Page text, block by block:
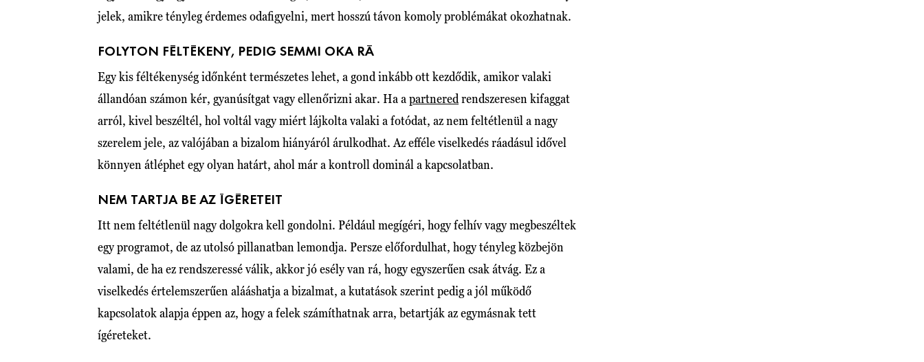
jelek, amikre tényleg érdemes odafigyelni, mert hosszú távon komoly problémákat okozhatnak.
FOLYTON FÉLTÉKENY, PEDIG SEMMI OKA RÁ
Egy kis féltékenység időnként természetes lehet, a gond inkább ott kezdődik, amikor valaki
állandóan számon kér, gyanúsítgat vagy ellenőrizni akar. Ha a partnered rendszeresen kifaggat
arról, kivel beszéltél, hol voltál vagy miért lájkolta valaki a fotódat, az nem feltétlenül a nagy
szerelem jele, az valójában a bizalom hiányáról árulkodhat. Az efféle viselkedés ráadásul idővel
könnyen átléphet egy olyan határt, ahol már a kontroll dominál a kapcsolatban.
NEM TARTJA BE AZ ÍGÉRETEIT
Itt nem feltétlenül nagy dolgokra kell gondolni. Például megígéri, hogy felhív vagy megbeszéltek
egy programot, de az utolsó pillanatban lemondja. Persze előfordulhat, hogy tényleg közbejön
valami, de ha ez rendszeressé válik, akkor jó esély van rá, hogy egyszerűen csak átvág. Ez a
viselkedés értelemszerűen alááshatja a bizalmat, a kutatások szerint pedig a jól működő
kapcsolatok alapja éppen az, hogy a felek számíthatnak arra, betartják az egymásnak tett
ígéreteket.